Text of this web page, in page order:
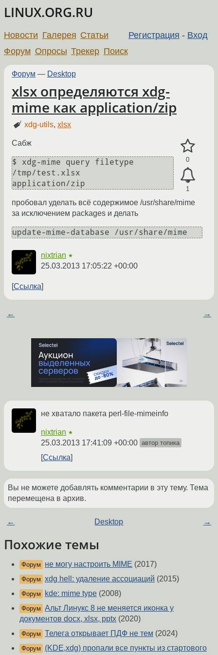
LINUX.ORG.RU
Регистрация - Вход
Новости Галерея Статьи
Форум Опросы Трекер Поиск
Форум — Desktop
xlsx определяются xdg-
mime как application/zip
xdg-utils,xlsx
0
1
Сабж
$ xdg-mime query filetype
/tmp/test.xlsx
пробовал уделать всё содержимое /usr/share/mime
за исключением packages и делать
nixtrian ★
25.03.2013 17:05:22 +00:00
Ссылка
← →
не хватало пакета perl-file-mimeinfo
nixtrian ★
25.03.2013 17:41:09 +00:00 автор топика
Ссылка
Вы не можете добавлять комментарии в эту тему. Тема
перемещена в архив.
← Desktop →
Похожие темы
Форум не могу настроить MIME (2017)
Форум xdg hell: удаление ассоциаций (2015)
Форум kde: mime type (2008)
Форум Альт Линукс 8 не меняется иконка у
документов docx, xlsx, pptx (2020)
Форум Телега открывает ПДФ не тем (2024)
Форум
(KDE,xdg) пропали все пункты из стартового